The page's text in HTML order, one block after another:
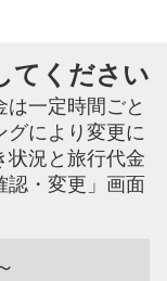
てください
一定時間ごと
グにより変更に
状況と旅行代金
認・変更」画面